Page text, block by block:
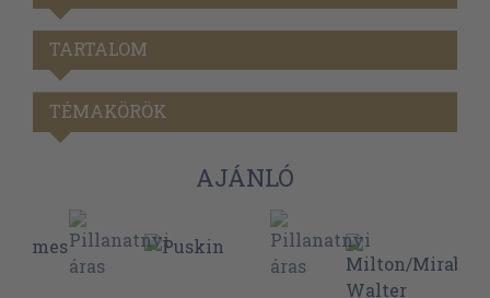
TARTALOM
TÉMAKÖRÖK
AJÁNLÓ